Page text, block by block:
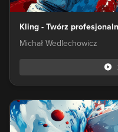
Kling - Twórz
Michał Wedlechowicz